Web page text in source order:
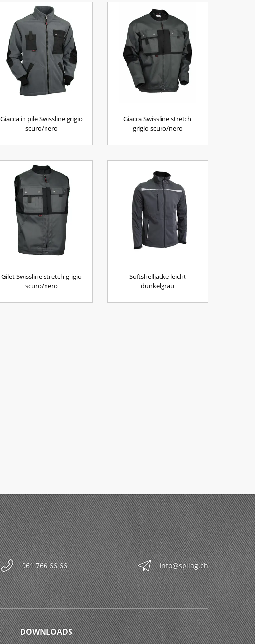
Giacca in pile Swissline grigio
scuro/nero
Giacca Swissline stretch
grigio scuro/nero
Gilet Swissline stretch grigio
scuro/nero
Softshelljacke leicht
dunkelgrau
061 766 66 66 info@spilag.ch
DOWNLOADS